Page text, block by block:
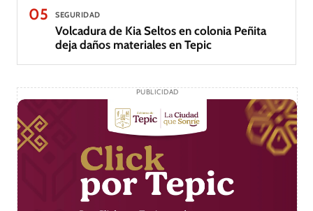
05 SEGURIDAD
Volcadura de Kia Seltos en colonia Peñita
deja daños materiales en Tepic
PUBLICIDAD